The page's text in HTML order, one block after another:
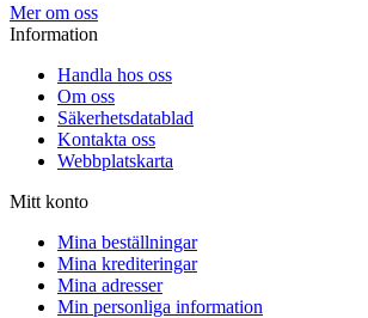
Mer om oss
Information
Handla hos oss
Om oss
Säkerhetsdatablad
Kontakta oss
Webbplatskarta
Mitt konto
Mina beställningar
Mina krediteringar
Mina adresser
Min personliga information